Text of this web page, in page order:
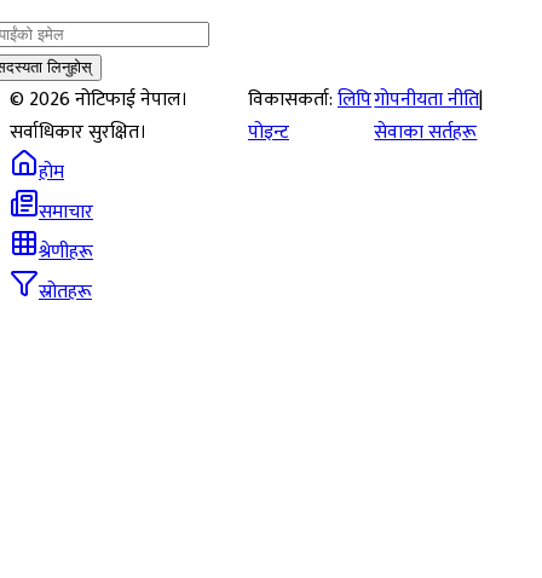
लिनुहोस्
©2026नोटिफाई नेपाल।
सर्वाधिकार सुरक्षित।
विकासकर्ता:लिपि
पोइन्ट
गोपनीयता नीति|
सेवाका सर्तहरू
होम
समाचार
श्रेणीहरू
स्रोतहरू